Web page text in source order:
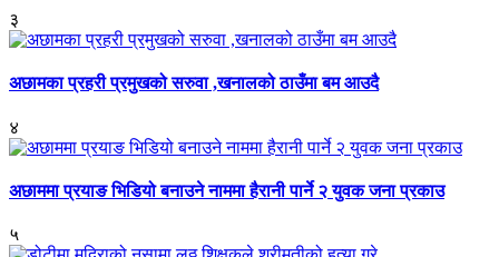
३
अछामका प्रहरी प्रमुखको सरुवा ,खनालको ठाउँमा बम आउदै
४
अछाममा प्रयाङ भिडियो बनाउने नाममा हैरानी पार्ने २ युवक जना प्रकाउ
५